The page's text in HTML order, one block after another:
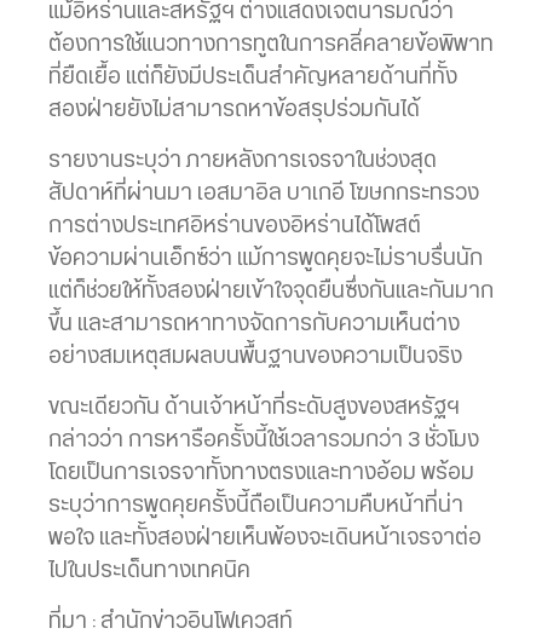
แม้อิหร่านและสหรัฐฯ ต่างแสดงเจตนารมณ์ว่า
ต้องการใช้แนวทางการทูตในการคลี่คลายข้อพิพาท
ที่ยืดเยื้อ แต่ก็ยังมีประเด็นสำคัญหลายด้านที่ทั้ง
สองฝ่ายยังไม่สามารถหาข้อสรุปร่วมกันได้
รายงานระบุว่า ภายหลังการเจรจาในช่วงสุด
สัปดาห์ที่ผ่านมา เอสมาอิล บาเกอี โฆษกกระทรวง
การต่างประเทศอิหร่านของอิหร่านได้โพสต์
ข้อความผ่านเอ็กซ์ว่า แม้การพูดคุยจะไม่ราบรื่นนัก
แต่ก็ช่วยให้ทั้งสองฝ่ายเข้าใจจุดยืนซึ่งกันและกันมาก
ขึ้น และสามารถหาทางจัดการกับความเห็นต่าง
อย่างสมเหตุสมผลบนพื้นฐานของความเป็นจริง
ขณะเดียวกัน ด้านเจ้าหน้าที่ระดับสูงของสหรัฐฯ
กล่าวว่า การหารือครั้งนี้ใช้เวลารวมกว่า 3 ชั่วโมง
โดยเป็นการเจรจาทั้งทางตรงและทางอ้อม พร้อม
ระบุว่าการพูดคุยครั้งนี้ถือเป็นความคืบหน้าที่น่า
พอใจ และทั้งสองฝ่ายเห็นพ้องจะเดินหน้าเจรจาต่อ
ไปในประเด็นทางเทคนิค
ที่มา : สำนักข่าวอินโฟเควสท์